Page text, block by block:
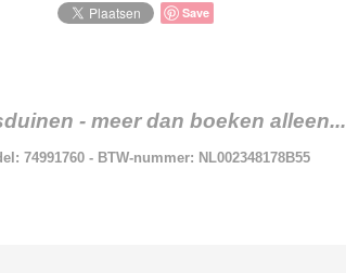
Save
- meer dan boeken alleen...
74991760 - BTW-nummer: NL002348178B55